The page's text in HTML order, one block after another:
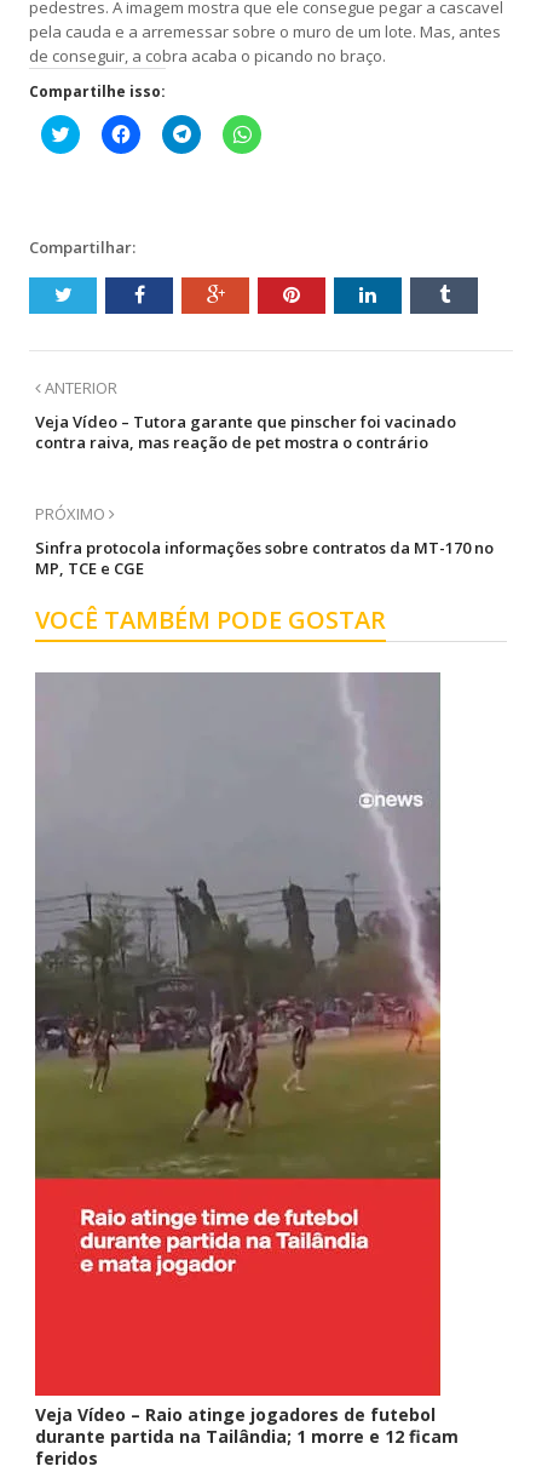
pedestres. A imagem mostra que ele consegue pegar a cascavel
pela cauda e a arremessar sobre o muro de um lote. Mas, antes
de conseguir, a cobra acaba o picando no braço.
Compartilhe isso:
Clique
para
janela)
Clique
para
janela)
Clique
para
Clique
para
Compartilhar:
ANTERIOR
Veja Vídeo – Tutora garante que pinscher foi vacinado
contra raiva, mas reação de pet mostra o contrário
PRÓXIMO
Sinfra protocola informações sobre contratos da MT-170 no
MP, TCE e CGE
VOCÊ TAMBÉM PODE GOSTAR
Veja Vídeo – Raio atinge jogadores de futebol
durante partida na Tailândia; 1 morre e 12 ficam
feridos